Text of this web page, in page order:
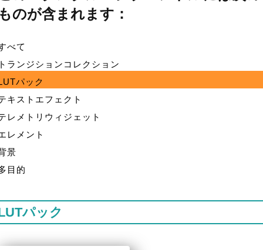
のが含まれます：
べて
ランジションコレクション
パック
キストエフェクト
レメトリウィジェット
レメント
景
目的
パック